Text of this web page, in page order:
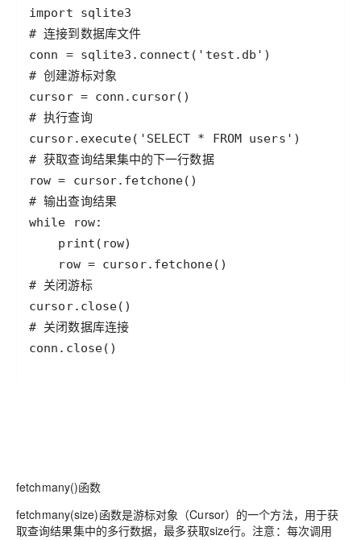
import
sqlite3
# 连接到数据库文件
conn
= sqlite3 . connect ( 'test.db'
# 创建游标对象
cursor = conn . cursor
# 执行查询
cursor. execute( 'SELECT * FROM users'
# 获取查询结果集中的下一行数据
row = cursor. fetchone
# 输出查询结果
while
row
print ( row
row = cursor. fetchone
# 关闭游标
cursor. close
# 关闭数据库连接
conn . close()
fetchmany()函数
fetchmany(size)函数是游标对象（Cursor）的一个方法，用于获
取查询结果集中的多行数据，最多获取size行。注意：每次调用